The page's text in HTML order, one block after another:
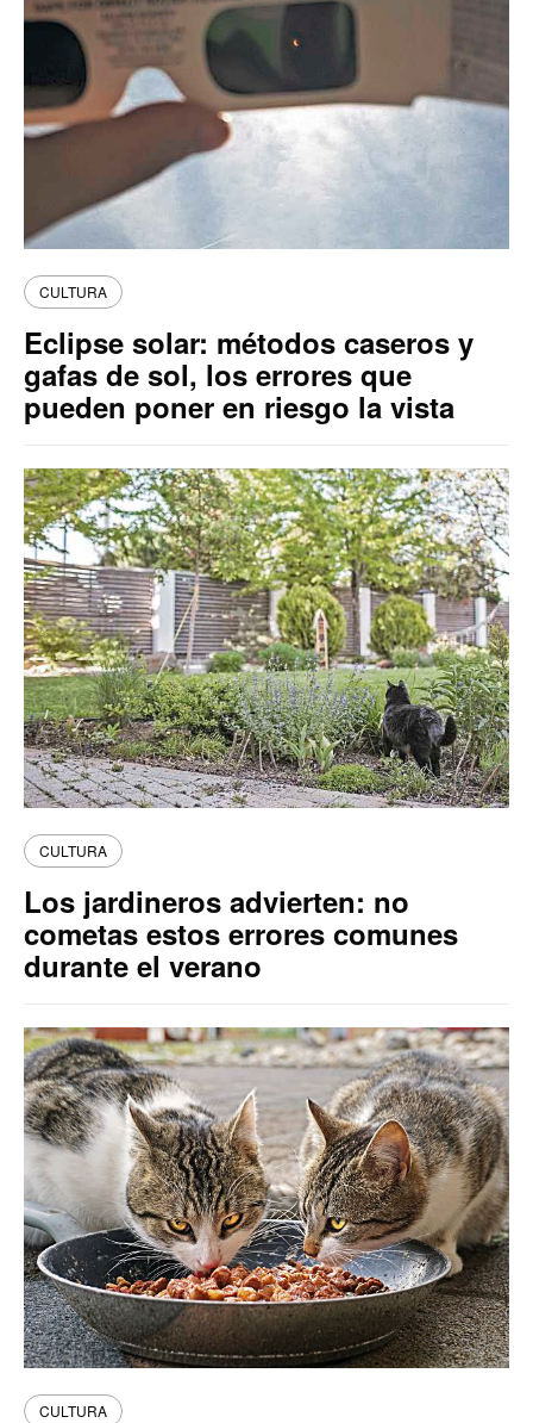
CULTURA
Eclipse solar: métodos caseros y
gafas de sol, los errores que
pueden poner en riesgo la vista
CULTURA
Los jardineros advierten: no
cometas estos errores comunes
durante el verano
CULTURA